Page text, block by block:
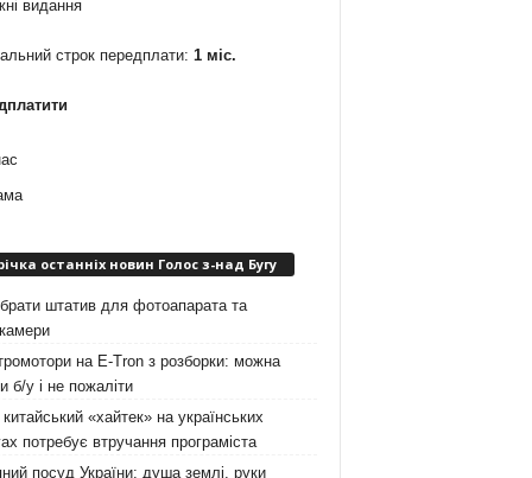
видання
строк передплати: 1 міс.
останніх новин Голос з-над Бугу
штатив для фотоапарата та
на E-Tron з розборки: можна
б/у і не пожаліти
«хайтек» на українських
потребує втручання програміста
посуд України: душа землі, руки